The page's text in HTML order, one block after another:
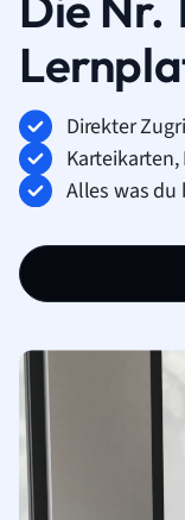
Direkter
Alles was du